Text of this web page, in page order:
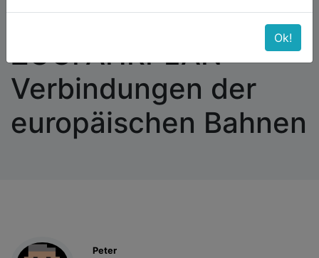
Bahnen
ZUGFAHRPLAN -
Verbindungen der
europäischen Bahnen
Peter
Ok!